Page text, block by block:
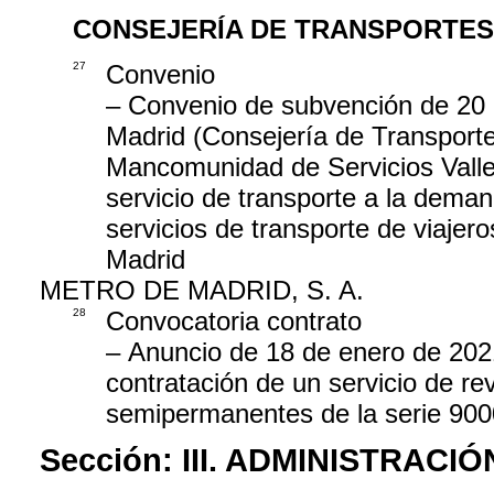
CONSEJERÍA DE
27
Convenio
– Convenio de subvención de
Madrid (Consejería de
Mancomunidad de Servicios
servicio de transporte a la
servicios de transporte de
Madrid
METRO DE MADRID, S. A.
28
Convocatoria contrato
– Anuncio de 18 de enero de
contratación de un servicio de
semipermanentes de la serie
Sección: III.